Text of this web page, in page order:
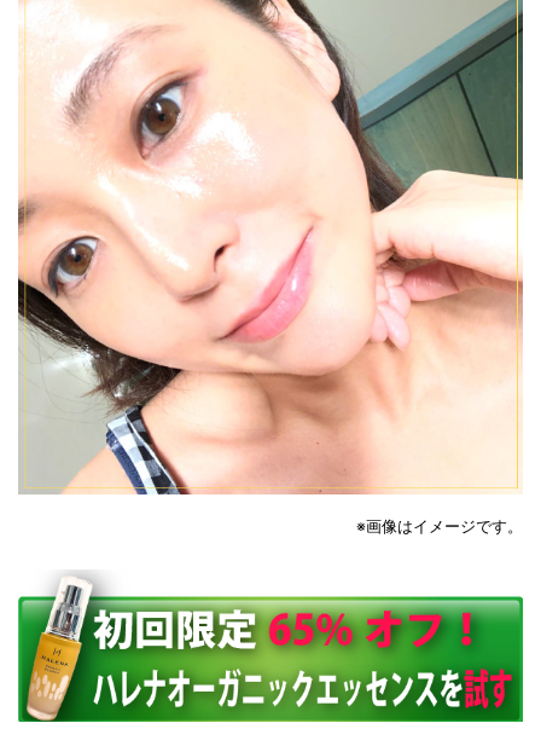
※画像はイメージです。